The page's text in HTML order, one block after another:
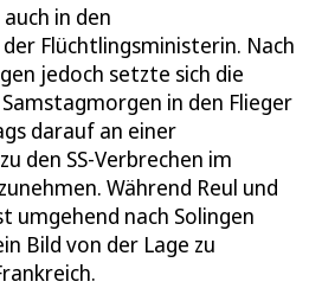
in den
Flüchtlingsministerin. Nach
jedoch setzte sich die
in den Flieger
darauf an einer
den SS-Verbrechen im
Während Reul und
umgehend nach Solingen
Bild von der Lage zu